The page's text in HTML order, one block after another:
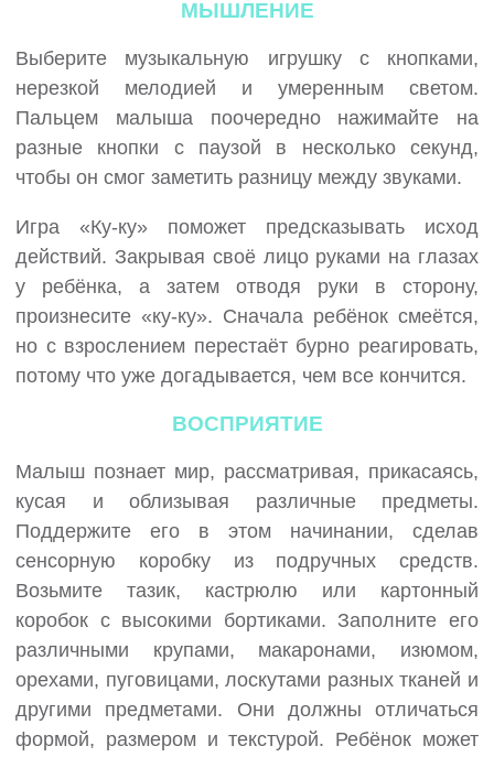
МЫШЛЕНИЕ
Выберите музыкальную игрушку с кнопками,
нерезкой мелодией и умеренным светом.
Пальцем малыша поочередно нажимайте на
разные кнопки с паузой в несколько секунд,
чтобы он смог заметить разницу между звуками.
Игра «Ку-ку» поможет предсказывать исход
действий. Закрывая своё лицо руками на глазах
у ребёнка, а затем отводя руки в сторону,
произнесите «ку-ку». Сначала ребёнок смеётся,
но с взрослением перестаёт бурно реагировать,
потому что уже догадывается, чем все кончится.
ВОСПРИЯТИЕ
Малыш познает мир, рассматривая, прикасаясь,
кусая и облизывая различные предметы.
Поддержите его в этом начинании, сделав
сенсорную коробку из подручных средств.
Возьмите тазик, кастрюлю или картонный
коробок с высокими бортиками. Заполните его
различными крупами, макаронами, изюмом,
орехами, пуговицами, лоскутами разных тканей и
другими предметами. Они должны отличаться
формой, размером и текстурой. Ребёнок может